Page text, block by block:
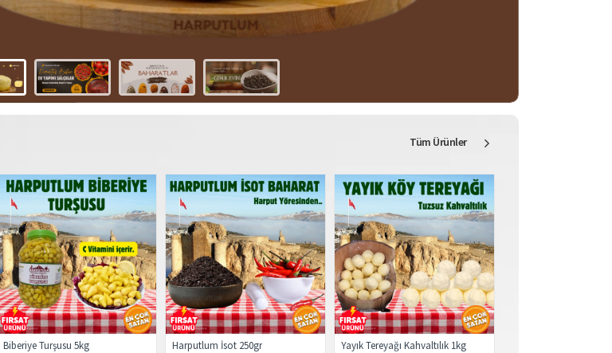
Tüm Ürünler
Biberiye Turşusu 5kg Harputlum İsot 250gr Yayık Tereyağı Kahvaltılık 1kg